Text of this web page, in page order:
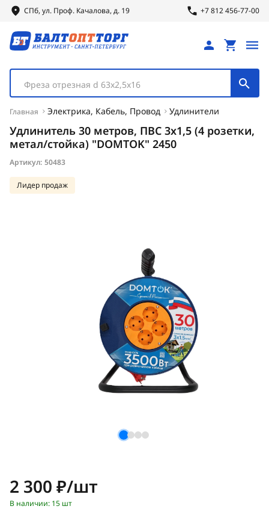
СПб, ул. Проф. Качалова, д. 19 +7 812 456-77-00
Фреза отрезная d 63х2,5х16
Главная Электрика, Кабель, Провод Удлинители
Удлинитель 30 метров, ПВС 3х1,5 (4 розетки,
метал/стойка) "DOMTOK" 2450
Артикул: 50483
Цена:
2 300 ₽/шт
В наличии: 15 шт
Лидер продаж